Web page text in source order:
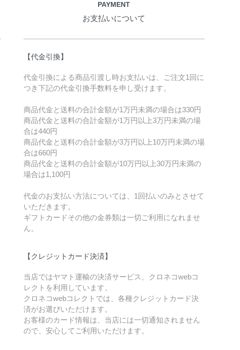
PAYMENT
お支払いについて
【代金引換】
代金引換による商品引渡し時お支払いは、ご注文1回に
つき下記の代金引換手数料を申し受けます。
商品代金と送料の合計金額が1万円未満の場合は330円
商品代金と送料の合計金額が1万円以上3万円未満の場
合は440円
商品代金と送料の合計金額が3万円以上10万円未満の場
合は660円
商品代金と送料の合計金額が10万円以上30万円未満の
場合は1,100円
代金のお支払い方法については、1回払いのみとさせて
いただきます。
ギフトカードその他の金券類は一切ご利用になれませ
ん。
【クレジットカード決済】
当店ではヤマト運輸の決済サービス、クロネコwebコ
レクトを利用しています。
クロネコwebコレクトでは、各種クレジットカード決
済がお選びいただけます。
お客様のカード情報は、当店には一切通知されません
ので、安心してご利用いただけます。